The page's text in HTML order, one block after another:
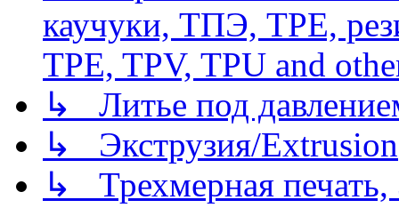
каучуки, ТПЭ, TPE,
TPE, TPV, TPU and
↳ Литье под
↳ Экструзия/Extrusion
↳ Трехмерная